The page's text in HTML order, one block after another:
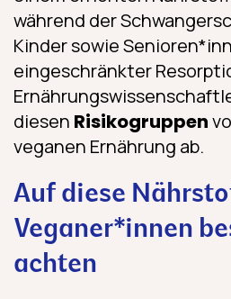
während der
Kinder sowie
eingeschränkter
diesen Risikogruppen
veganen Ernährung ab.
Auf diese
Veganer*innen
achten